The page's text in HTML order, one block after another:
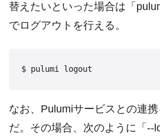
替えたいといった場合は「
でログアウトを行える。
なお、Pulumiサービスとの連
だ。その場合、次のように「--